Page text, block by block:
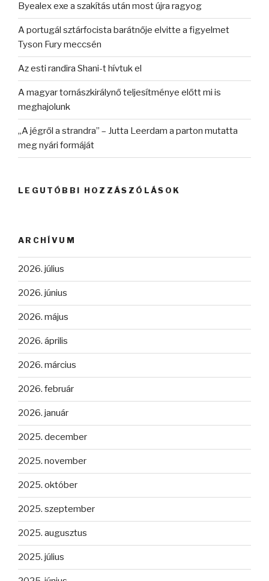
Byealex exe a szakítás után most újra ragyog
A portugál sztárfocista barátnője elvitte a figyelmet
Tyson Fury meccsén
Az esti randira Shani-t hívtuk el
A magyar tornászkirálynő teljesítménye előtt mi is
meghajolunk
„A jégről a strandra” – Jutta Leerdam a parton mutatta
meg nyári formáját
LEGUTÓBBI HOZZÁSZÓLÁSOK
ARCHÍVUM
2026. július
2026. június
2026. május
2026. április
2026. március
2026. február
2026. január
2025. december
2025. november
2025. október
2025. szeptember
2025. augusztus
2025. július